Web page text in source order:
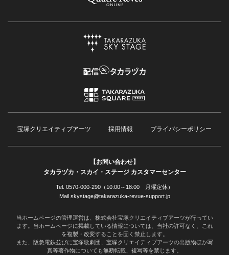
宝塚クリエイティブアーツ 採用情報 プライバシーポリシー
【お問い合わせ】
タカラヅカ・スカイ・ステージ カスタマーセンター
Tel. 0570-000-290（10:00～18:00 月曜定休）
Mail skystage@takarazuka-revue-support.jp
当ホームページの管理運営は、株式会社宝塚クリエイティブアーツが行ってい
ます。当ホームページに掲載している情報については、当社の許可なく、これ
を複製・改変することを固く禁止します。
また、阪急電鉄並びに宝塚歌劇団、宝塚クリエイティブアーツの出版物ほか写
真等著作物についても無断転載、複写等を禁じます。